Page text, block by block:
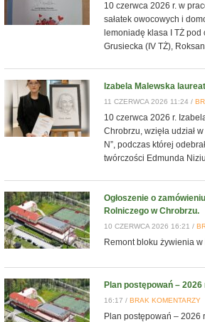
10 czerwca 2026 r. w
sałatek owocowych i
lemoniadę klasa I TŻ
Grusiecka (IV TŻ),
Izabela Malewska
11 CZERWCA 2026 11:24 /
10 czerwca 2026 r.
Chrobrzu, wzięła udział
N”, podczas której
twórczości Edmunda
Ogłoszenie o
Rolniczego w Chrobrzu.
10 CZERWCA 2026 16:21 /
Remont bloku żywienia w
Plan postępowań – 2026
16:17 / BRAK KOMENTARZY
Plan postępowań – 2026